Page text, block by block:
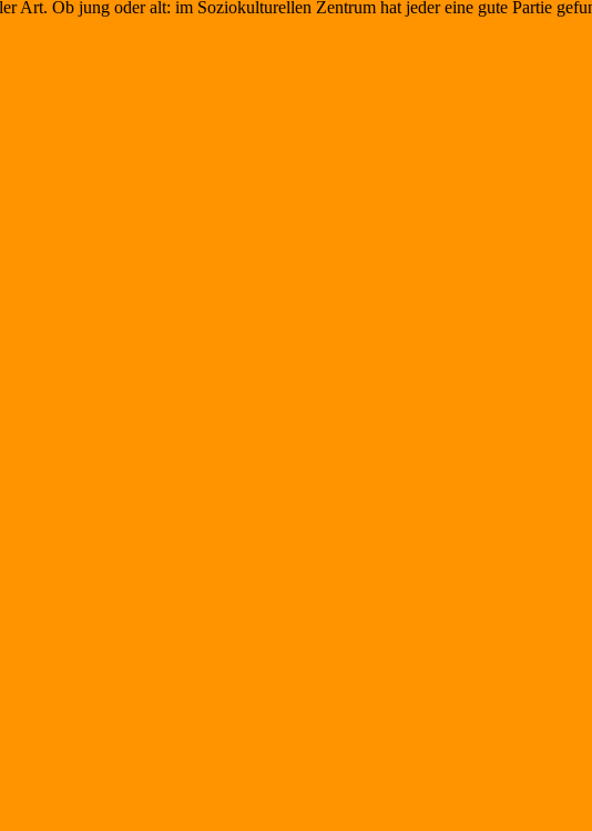
Art. Ob jung oder alt: im Soziokulturellen Zentrum hat jeder eine gute Partie